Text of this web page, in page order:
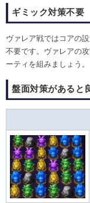
ギミック対策不要
ヴァレア戦ではコアの
不要です。ヴァレアの
ーティを組みましょう。
盤面対策があると